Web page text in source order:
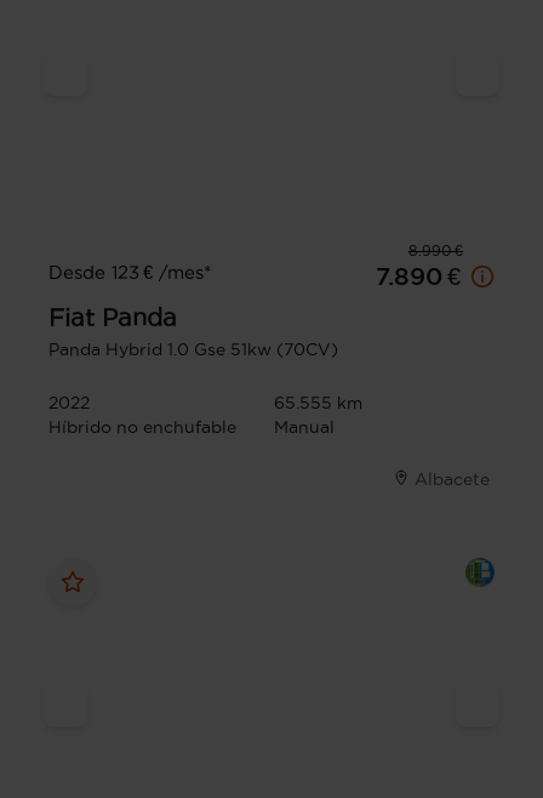
8.990 €
Desde 123 € /mes*
7.890 €
Fiat Panda
Panda Hybrid 1.0 Gse 51kw (70CV)
2022
65.555 km
Híbrido no enchufable
Manual
Albacete